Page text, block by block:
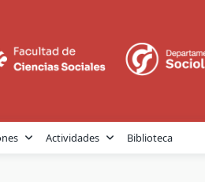
Actividades Biblioteca